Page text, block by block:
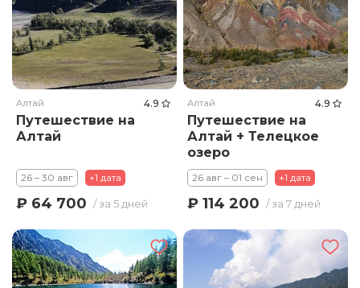
Алтай 4.9
Путешествие на
Алтай
26 – 30 авг +1 дата
₽ 64 700 / за 5 дней
Алтай 4.9
Путешествие на
Алтай + Телецкое
озеро
26 авг – 01 сен +1 дата
₽ 114 200 / за 7 дней